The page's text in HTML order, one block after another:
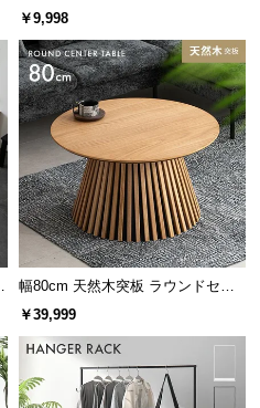
ズシェルチェア
￥9,998
幅80cm 天然木突板 ラウンドセン
ターテーブル 美しい格子デザイン
￥39,999